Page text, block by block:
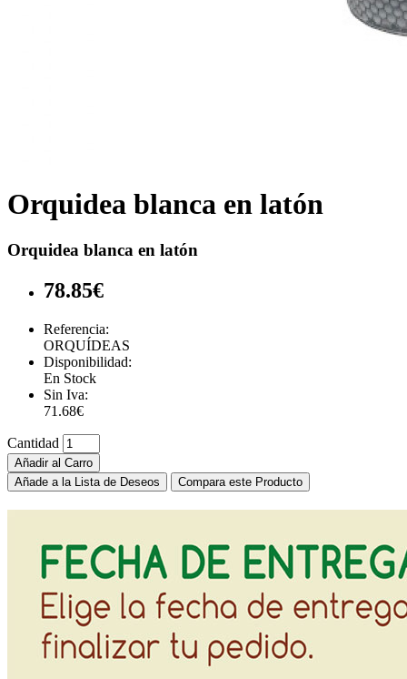
Orquidea blanca en latón
Orquidea blanca en latón
78.85€
Referencia:
ORQUÍDEAS
Disponibilidad:
En Stock
Sin Iva:
71.68€
Cantidad
Añadir al Carro
Añade a la Lista de Deseos
Compara este Producto